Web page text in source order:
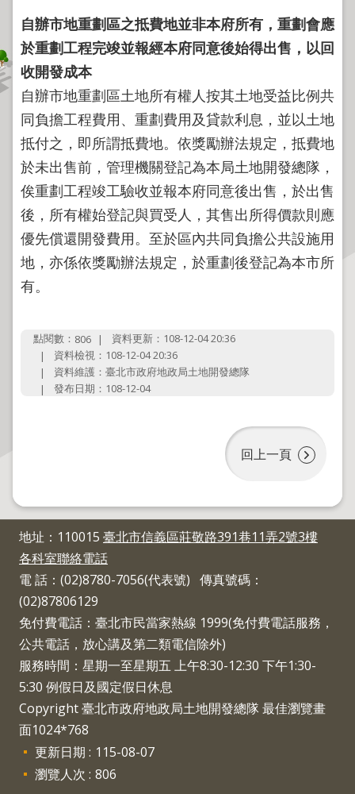
用
政
府
資
訊
公
開
公
告
資
訊
機
專
區
服
務
園
地
綜
合
資
訊
自辦市地重劃區之抵費地並非本府所有，重劃會應
於重劃工程完竣並報經本府同意後始得出售，以回
收開發成本
自辦市地重劃區土地所有權人按其土地受益比例共
同負擔工程費用、重劃費用及貸款利息，並以土地
抵付之，即所謂抵費地。依獎勵辦法規定，抵費地
於未出售前，管理機關登記為本局土地開發總隊，
俟重劃工程竣工驗收並報本府同意後出售，於出售
後，所有權始登記與買受人，其售出所得價款則應
優先償還開發費用。至於區內共同負擔公共設施用
地，亦係依獎勵辦法規定，於重劃後登記為本市所
有。
點閱數： 806
資料更新：108-12-04 20:36
資料檢視：108-12-04 20:36
資料維護：臺北市政府地政局土地開發總隊
發布日期：108-12-04
回上一頁
地址：110015 臺北市信義區莊敬路391巷11弄2號3樓
各科室聯絡電話
電 話：(02)8780-7056(代表號) 傳真號碼：
(02)87806129
免付費電話：臺北市民當家熱線 1999(免付費電話服務，
公共電話，放心講及第二類電信除外)
服務時間：星期一至星期五 上午8:30-12:30 下午1:30-
5:30 例假日及國定假日休息
Copyright 臺北市政府地政局土地開發總隊 最佳瀏覽畫
面1024*768
更新日期
115-08-07
瀏覽人次 806